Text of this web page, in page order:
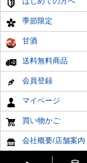
季節限定
甘酒
送料無料商品
会員登録
マイページ
買い物かご
会社概要/店舗案内